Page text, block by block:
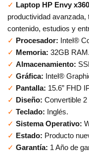
✓ Laptop HP Envy
productividad
contenido, estudios y
✓ Procesador: Intel®
✓ Memoria: 32GB RAM.
✓ Almacenamiento:
✓ Gráfica: Intel®
✓ Pantalla: 15.6” FHD
✓ Diseño: Convertible 2
✓ Teclado: Inglés.
✓ Sistema Operativo:
✓ Estado: Producto
✓ Garantía: 1 Año de